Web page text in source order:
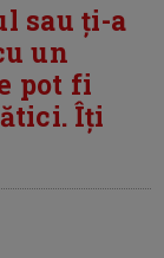
sau ți-a
un
pot fi
Îți